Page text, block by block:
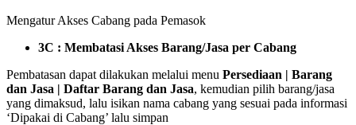
Mengatur Akses Cabang pada Pemasok
3C : Membatasi Akses Barang/Jasa per Cabang
Pembatasan dapat dilakukan melalui menu Persediaan | Barang
dan Jasa | Daftar Barang dan Jasa, kemudian pilih barang/jasa
yang dimaksud, lalu isikan nama cabang yang sesuai pada informasi
‘Dipakai di Cabang’ lalu simpan